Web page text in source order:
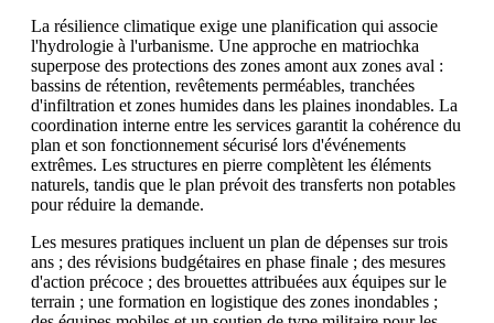
La résilience climatique exige une planification qui associe
l'hydrologie à l'urbanisme. Une approche en matriochka
superpose des protections des zones amont aux zones aval :
bassins de rétention, revêtements perméables, tranchées
d'infiltration et zones humides dans les plaines inondables. La
coordination interne entre les services garantit la cohérence du
plan et son fonctionnement sécurisé lors d'événements
extrêmes. Les structures en pierre complètent les éléments
naturels, tandis que le plan prévoit des transferts non potables
pour réduire la demande.
Les mesures pratiques incluent un plan de dépenses sur trois
ans ; des révisions budgétaires en phase finale ; des mesures
d'action précoce ; des brouettes attribuées aux équipes sur le
terrain ; une formation en logistique des zones inondables ;